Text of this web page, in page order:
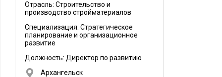
Отрасль: Строительство и
производство стройматериалов
Специализация: Стратегическое
планирование и организационное
развитие
Должность: Директор по развитию
Архангельск